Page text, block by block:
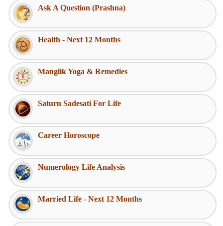
Ask A Question (Prashna)
Health - Next 12 Months
Manglik Yoga & Remedies
Saturn Sadesati For Life
Career Horoscope
Numerology Life Analysis
Married Life - Next 12 Months